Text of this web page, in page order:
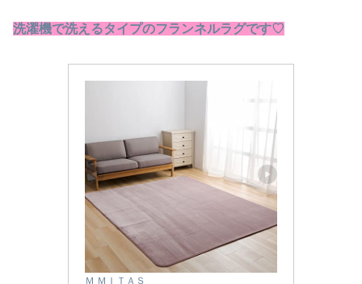
洗濯機で洗えるタイプのフランネルラグです♡
Ｍ ＭＩＴＡＳ